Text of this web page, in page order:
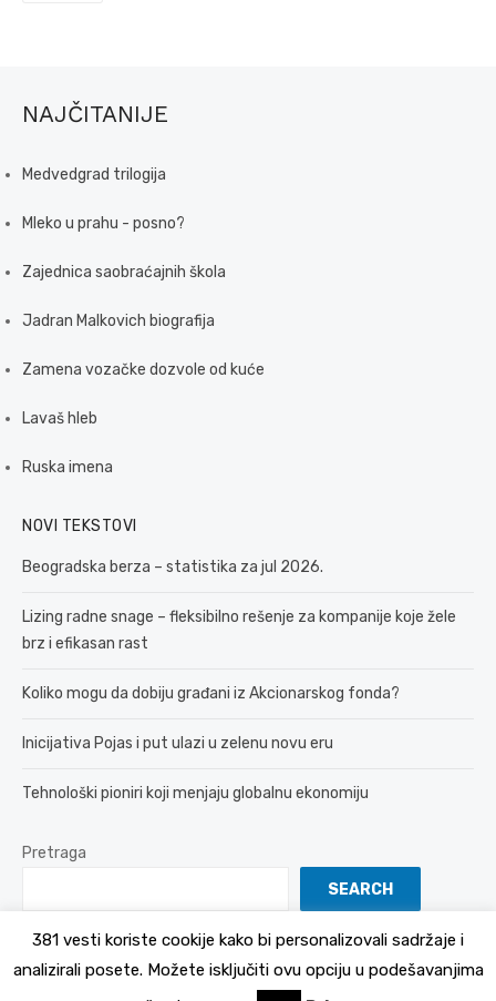
NAJČITANIJE
Medvedgrad trilogija
Mleko u prahu - posno?
Zajednica saobraćajnih škola
Jadran Malkovich biografija
Zamena vozačke dozvole od kuće
Lavaš hleb
Ruska imena
NOVI TEKSTOVI
Beogradska berza – statistika za jul 2026.
Lizing radne snage – fleksibilno rešenje za kompanije koje žele
brz i efikasan rast
Koliko mogu da dobiju građani iz Akcionarskog fonda?
Inicijativa Pojas i put ulazi u zelenu novu eru
Tehnološki pioniri koji menjaju globalnu ekonomiju
Pretraga
SEARCH
Politika Privatnosti
381 vesti koriste cookije kako bi personalizovali sadržaje i
analizirali posete. Možete isključiti ovu opciju u podešavanjima